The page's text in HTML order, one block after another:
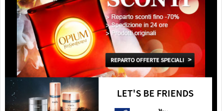
LET'S BE FRIENDS